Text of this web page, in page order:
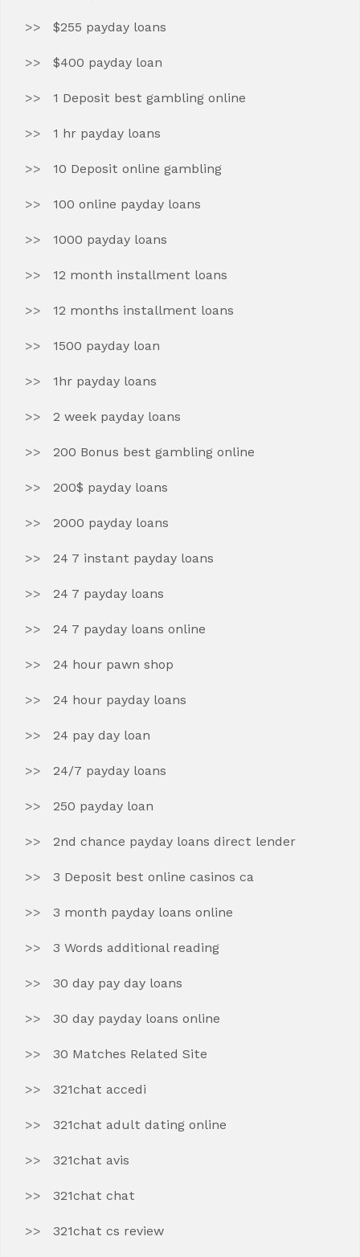
$255 payday loans
$400 payday loan
1 Deposit best gambling online
1 hr payday loans
10 Deposit online gambling
100 online payday loans
1000 payday loans
12 month installment loans
12 months installment loans
1500 payday loan
1hr payday loans
2 week payday loans
200 Bonus best gambling online
200$ payday loans
2000 payday loans
24 7 instant payday loans
24 7 payday loans
24 7 payday loans online
24 hour pawn shop
24 hour payday loans
24 pay day loan
24/7 payday loans
250 payday loan
2nd chance payday loans direct lender
3 Deposit best online casinos ca
3 month payday loans online
3 Words additional reading
30 day pay day loans
30 day payday loans online
30 Matches Related Site
321chat accedi
321chat adult dating online
321chat avis
321chat chat
321chat cs review